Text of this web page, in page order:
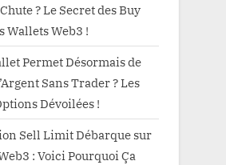
? Le Secret des Buy
Wallets Web3 !
Permet Désormais de
Sans Trader ? Les
Dévoilées !
Sell Limit Débarque sur
: Voici Pourquoi Ça